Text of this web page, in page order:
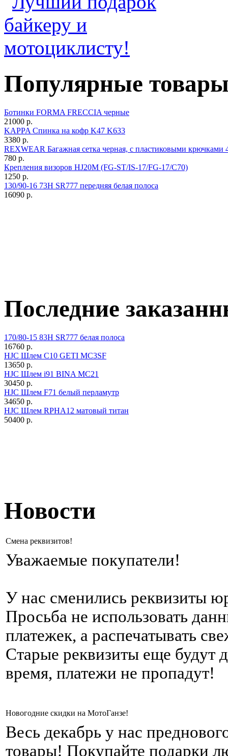
Популярные
Ботинки FORMA FRECCIA черные
21000 р.
KAPPA Спинка на кофр K47 K633
3380 р.
REXWEAR Багажная сетка черная, с пластиковыми крючками
780 р.
Крепления визоров HJ20M (FG-ST/IS-17/FG-17/C70)
1250 р.
130/90-16 73H SR777 передняя белая полоса
16090 р.
Последние
170/80-15 83H SR777 белая полоса
16760 р.
HJC Шлем C10 GETI MC3SF
13650 р.
HJC Шлем i91 BINA MC21
30450 р.
HJC Шлем F71 белый перламутр
34650 р.
HJC Шлем RPHA12 матовый титан
50400 р.
Новости
Смена реквизитов!
Уважаемые покупатели!
У нас сменились реквизиты
Просьба не использовать
платежек, а распечатывать
Старые реквизиты еще будут
время, платежи не пропадут!
Новогодние скидки на МотоГанзе!
Весь декабрь у нас
товары! Покупайте подарки